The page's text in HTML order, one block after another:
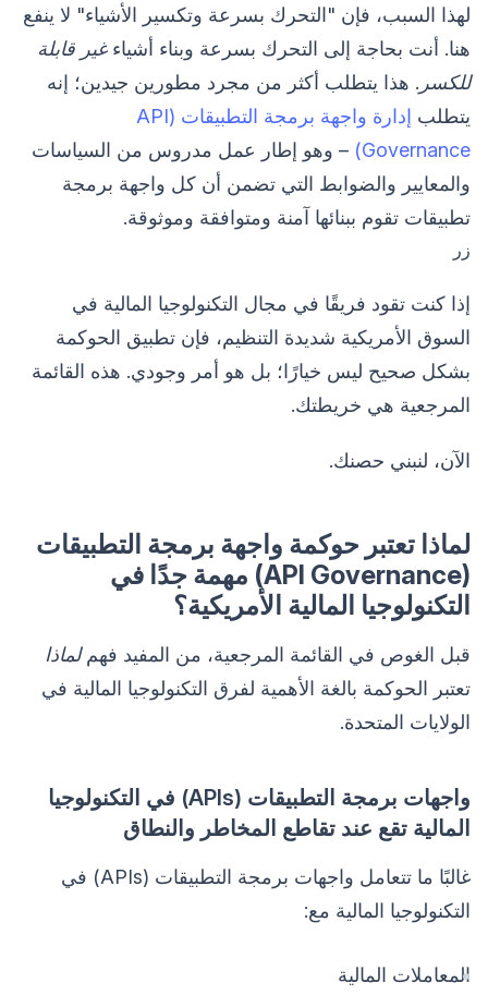
لهذا السبب، فإن "التحرك بسرعة وتكسير الأشياء" لا ينفع
هنا. أنت بحاجة إلى التحرك بسرعة وبناء أشياءغير قابلة
للكسر . هذا يتطلب أكثر من مجرد مطورين جيدين؛ إنه
يتطلب
إدارة واجهة برمجة التطبيقات (API
Governance)
– وهو إطار عمل مدروس من السياسات
والمعايير والضوابط التي تضمن أن كل واجهة برمجة
تطبيقات تقوم ببنائها آمنة ومتوافقة وموثوقة.
زر
إذا كنت تقود فريقًا في مجال التكنولوجيا المالية في
السوق الأمريكية شديدة التنظيم، فإن تطبيق الحوكمة
بشكل صحيح ليس خيارًا؛ بل هو أمر وجودي. هذه القائمة
المرجعية هي خريطتك.
الآن، لنبني حصنك.
لماذا تعتبر حوكمة واجهة برمجة التطبيقات
(API Governance) مهمة جدًا في
التكنولوجيا المالية الأمريكية؟
قبل الغوص في القائمة المرجعية، من المفيد فهملماذا
تعتبر الحوكمة بالغة الأهمية لفرق التكنولوجيا المالية في
الولايات المتحدة.
واجهات برمجة التطبيقات (APIs) في التكنولوجيا
المالية تقع عند تقاطع المخاطر والنطاق
غالبًا ما تتعامل واجهات برمجة التطبيقات (APIs) في
التكنولوجيا المالية مع:
المعاملات المالية